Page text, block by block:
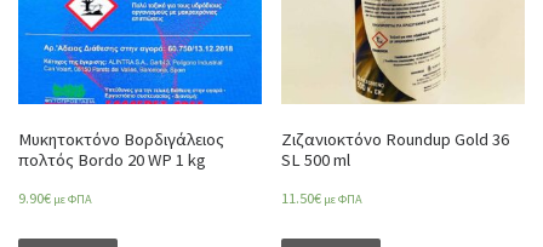
Μυκητοκτόνο Βορδιγάλειος
πολτός Bordo 20 WP 1 kg
9.90€ με ΦΠΑ
Ζιζανιοκτόνο Roundup Gold 36
SL 500 ml
11.50€ με ΦΠΑ